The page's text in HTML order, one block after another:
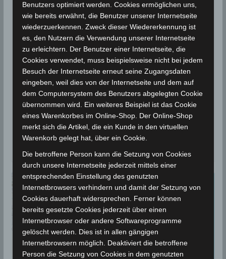
BEBEN 2024
15 Mai 2024: Erdbeben im
Gouvernorat Gafsa, nordöstlich
von Gafsa Stadt [M2.3]
16. Mai 2024 Wettermann
1370 Views
Erdbeben
Gafsa INM Volcanodiscovery
Die Erdbeben-Überwachungsstationen des
Meteorologischen Instituts Tunesien (INM) haben am
Mittwoch, den 15 Mai 2024, um 15.04 Uhr Ortszeit ein
Benutzers optimiert werden. Cookies ermöglichen uns,
wie bereits erwähnt, die Benutzer unserer Internetseite
wiederzuerkennen. Zweck dieser Wiedererkennung ist
es, den Nutzern die Verwendung unserer Internetseite
zu erleichtern. Der Benutzer einer Internetseite, die
Cookies verwendet, muss beispielsweise nicht bei jedem
Besuch der Internetseite erneut seine Zugangsdaten
eingeben, weil dies von der Internetseite und dem auf
dem Computersystem des Benutzers abgelegten Cookie
übernommen wird. Ein weiteres Beispiel ist das Cookie
eines Warenkorbes im Online-Shop. Der Online-Shop
merkt sich die Artikel, die ein Kunde in den virtuellen
Warenkorb gelegt hat, über ein Cookie.
Die betroffene Person kann die Setzung von Cookies
durch unsere Internetseite jederzeit mittels einer
entsprechenden Einstellung des genutzten
Internetbrowsers verhindern und damit der Setzung von
Cookies dauerhaft widersprechen. Ferner können
bereits gesetzte Cookies jederzeit über einen
Internetbrowser oder andere Softwareprogramme
gelöscht werden. Dies ist in allen gängigen
Internetbrowsern möglich. Deaktiviert die betroffene
Person die Setzung von Cookies in dem genutzten